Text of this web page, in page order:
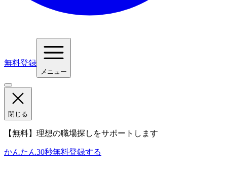
無料登録
メニュー
閉じる
【無料】理想の職場探しをサポートします
かんたん30秒無料登録する